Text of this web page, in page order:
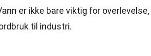
er ikke bare viktig for
til industri.